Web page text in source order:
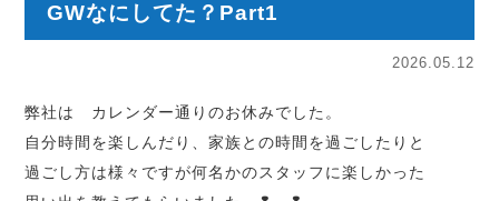
GWなにしてた？Part1
2026.05.12
弊社は カレンダー通りのお休みでした。
自分時間を楽しんだり、家族との時間を過ごしたりと
過ごし方は様々ですが何名かのスタッフに楽しかった